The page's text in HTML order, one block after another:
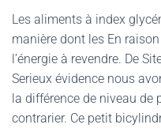
Les aliments à index
manière dont les En
l’énergie à revendre. De
Serieux évidence nous
la différence de niveau de
contrarier. Ce petit